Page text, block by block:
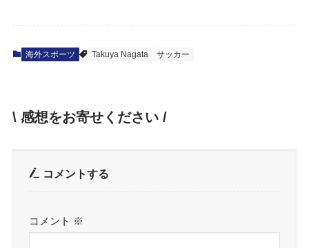
海外スポーツ Takuya Nagata サッカー
\ 感想をお寄せください /
コメントする
コメント ※